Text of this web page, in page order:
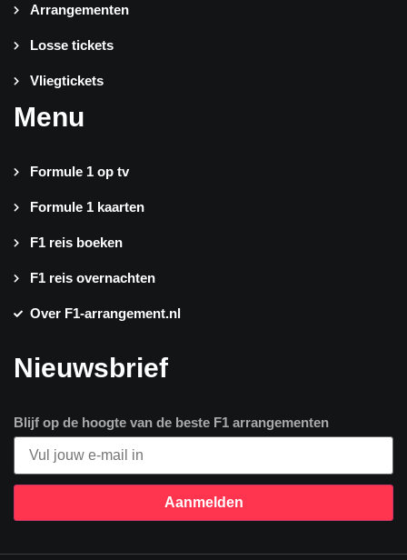
Arrangementen
Losse tickets
Vliegtickets
Menu
Formule 1 op tv
Formule 1 kaarten
F1 reis boeken
F1 reis overnachten
Over F1-arrangement.nl
Nieuwsbrief
Blijf op de hoogte van de beste F1 arrangementen
Aanmelden